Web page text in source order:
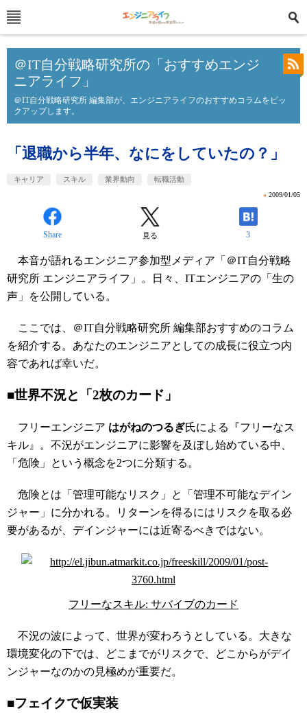
＠IT自分戦略研究所の「おすすめエンジ
ニアライフ」
＠IT自分戦略研究所 編集部が、エンジニアライフのおすすめコラムをピッ
クアップします。
「退職から半年、なにをしていたの？」
キャリア スキル 業界動向 転職活動
» 2009/01/05
Share 見る 3
本音が語れるエンジニア参加型メディア「＠IT自分戦略
研究所 エンジニアライフ」。日々、ITエンジニアの「生の
声」を公開している。
ここでは、＠IT自分戦略研究所 編集部おすすめのコラム
を紹介する。あなたのエンジニアとしての成長に役立つ内
容であれば幸いだ。
■世界不況と「2枚のカード」
フリーエンジニア はがねのつるぎ氏による『フリーなス
キル』。不況がエンジニアに影響を及ぼし始めている中、
「危険」という概念を2つに分類する。
危険とは「管理可能なリスク」と「管理不可能なデイン
ジャー」に分かれる。リターンを得るにはリスクを取る必
要があるが、デインジャーには近寄るべきではない。
フリーなスキル: サバイブのカード
不況の波によって、世界が変わろうとしている。大きな
環境変化の下では、どこまでがリスクで、どこからがデイ
ンジャーなのかの見極めが重要だ。
■フェイクで仮実装